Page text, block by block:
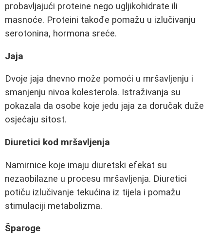
probavljajući proteine nego ugljikohidrate ili
masnoće. Proteini takođe pomažu u izlučivanju
serotonina, hormona sreće.
Jaja
Dvoje jaja dnevno može pomoći u mršavljenju i
smanjenju nivoa kolesterola. Istraživanja su
pokazala da osobe koje jedu jaja za doručak duže
osjećaju sitost.
Diuretici kod mršavljenja
Namirnice koje imaju diuretski efekat su
nezaobilazne u procesu mršavljenja. Diuretici
potiču izlučivanje tekućina iz tijela i pomažu
stimulaciji metabolizma.
Šparoge